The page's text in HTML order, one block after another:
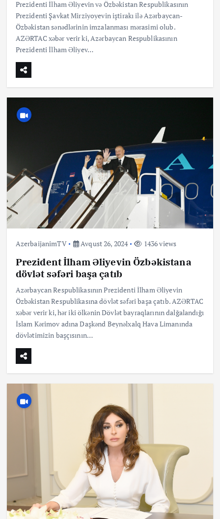
Prezidenti İlham Əliyevin və Özbəkistan Respublikasının
Prezidenti Şavkat Mirziyoyevin iştirakı ilə Azərbaycan-
Özbəkistan sənədlərinin imzalanması mərasimi olub.
AZƏRTAC xəbər verir ki, Azərbaycan Respublikasının
Prezidenti İlham Əliyev…
AzerbaijanimTV Avqust 26, 2024 1436 views
Prezident İlham Əliyevin Özbəkistana
dövlət səfəri başa çatıb
Azərbaycan Respublikasının Prezidenti İlham Əliyevin
Özbəkistan Respublikasına dövlət səfəri başa çatıb. AZƏRTAC
xəbər verir ki, hər iki ölkənin Dövlət bayraqlarının dalğalandığı
İslam Kərimov adına Daşkənd Beynəlxalq Hava Limanında
dövlətimizin başçısının…